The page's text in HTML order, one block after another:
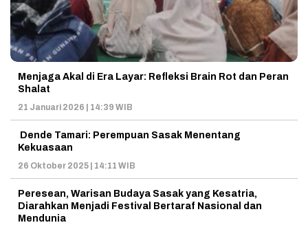
Menjaga Akal di Era Layar: Refleksi Brain Rot dan Peran
Shalat
21 Januari 2026 | 14:39 WIB
Dende Tamari: Perempuan Sasak Menentang
Kekuasaan
26 Oktober 2025 | 14:11 WIB
Peresean, Warisan Budaya Sasak yang Kesatria,
Diarahkan Menjadi Festival Bertaraf Nasional dan
Mendunia